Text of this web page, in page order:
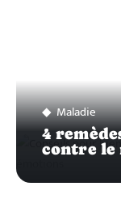
Maladie
4
contre le